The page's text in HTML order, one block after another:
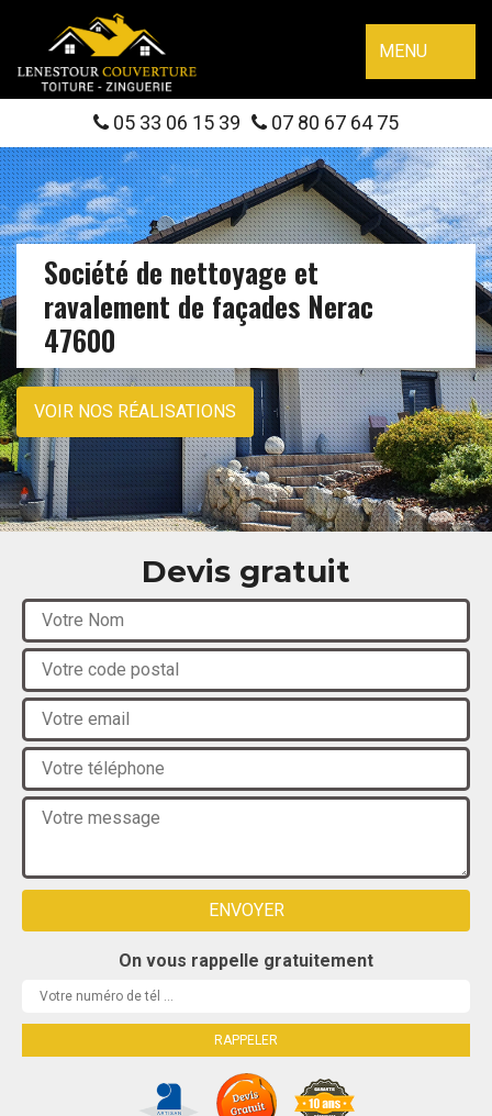
MENU
05 33 06 15 39 07 80 67 64 75
Société de nettoyage et
ravalement de façades Nerac
47600
VOIR NOS RÉALISATIONS
Devis gratuit
On vous rappelle gratuitement